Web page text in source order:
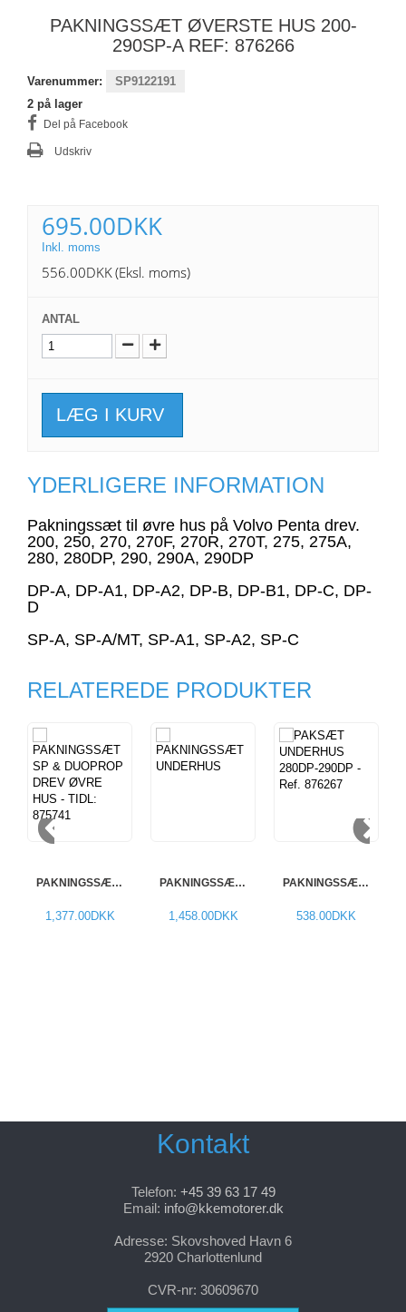
PAKNINGSSÆT ØVERSTE HUS 200-
290SP-A REF: 876266
Varenummer:
SP9122191
2 på lager
Del på Facebook
Udskriv
695.00DKK
Inkl. moms
556.00DKK(Eksl. moms)
ANTAL
LÆG I KURV
YDERLIGERE INFORMATION
Pakningssæt til øvre hus på Volvo Penta drev.
200, 250, 270, 270F, 270R, 270T, 275, 275A,
280, 280DP, 290, 290A, 290DP
DP-A, DP-A1, DP-A2, DP-B, DP-B1, DP-C, DP-
D
SP-A, SP-A/MT, SP-A1, SP-A2, SP-C
RELATEREDE PRODUKTER
PAKNINGSSÆT SP & DUOPROP DR...
1,377.00DKK
PAKNINGSSÆT UNDERHUS DUOPROP*
1,458.00DKK
PAKNINGSSÆT UNDERHUS 280-29...
538.00DKK
Kontakt
Telefon: +45 39 63 17 49
Email: info@kkemotorer.dk
Adresse: Skovshoved Havn 6
2920 Charlottenlund
CVR-nr: 30609670